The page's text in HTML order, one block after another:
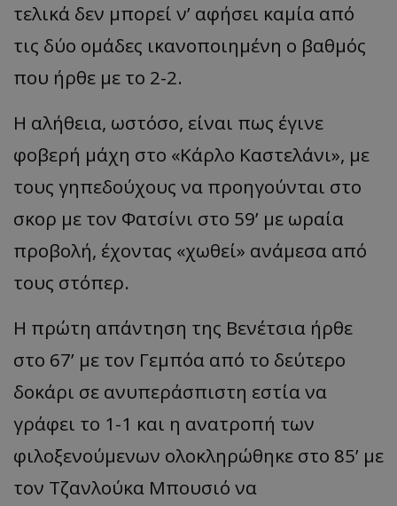
τελικά δεν μπορεί ν’ αφήσει καμία από
τις δύο ομάδες ικανοποιημένη ο βαθμός
που ήρθε με το 2-2.
Η αλήθεια, ωστόσο, είναι πως έγινε
φοβερή μάχη στο «Κάρλο Καστελάνι», με
τους γηπεδούχους να προηγούνται στο
σκορ με τον Φατσίνι στο 59’ με ωραία
προβολή, έχοντας «χωθεί» ανάμεσα από
τους στόπερ.
Η πρώτη απάντηση της Βενέτσια ήρθε
στο 67’ με τον Γεμπόα από το δεύτερο
δοκάρι σε ανυπεράσπιστη εστία να
γράφει το 1-1 και η ανατροπή των
φιλοξενούμενων ολοκληρώθηκε στο 85’ με
τον Τζανλούκα Μπουσιό να